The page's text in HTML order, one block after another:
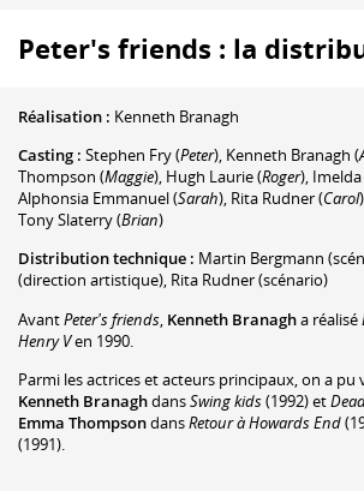
Peter's friends : la
Réalisation : Kenneth Branagh
Casting : Stephen Fry(Peter), Kenneth Branagh (
Thompson (Maggie), Hugh Laurie(Roger),
Alphonsia Emmanuel(Sarah), Rita Rudner(Carol)
Tony Slaterry(Brian)
Distribution technique : Martin Bergmann
(direction artistique), Rita Rudner(scénario)
AvantPeter's friends, Kenneth Branagha réalisé
Henry Ven 1990.
Parmi les actrices et acteurs principaux, on a pu
Kenneth BranaghdansSwing kids(1992) et
Emma ThompsondansRetour à Howards End
(1991).